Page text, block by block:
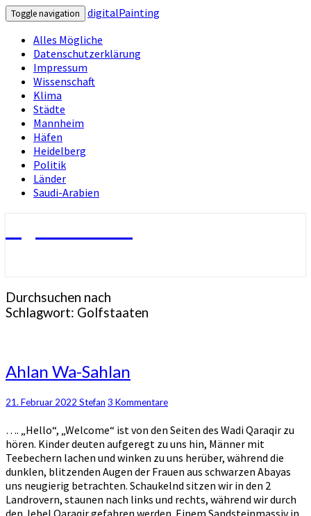
Toggle navigation
digitalPainting
Alles Mögliche
Datenschutzerklärung
Impressum
Wissenschaft
Klima
Städte
Mannheim
Häfen
Heidelberg
Politik
Länder
Saudi-Arabien
Durchsuchen nach
Schlagwort: Golfstaaten
Ahlan
Wa-
Ahlan Wa-Sahlan
21. Februar 2022 Stefan Kommentare
3 Kommentare
…. „Hello“, „Welcome“ ist von den Seiten des Wadi Qaraqir zu
hören. Kinder deuten aufgeregt zu uns hin, Männer mit
Teebechern lachen und winken zu uns herüber, während die
dunklen, blitzenden Augen der Frauen aus schwarzen Abayas
uns neugierig betrachten. Schaukelnd sitzen wir in den 2
Landrovern, staunen nach links und rechts, während wir durch